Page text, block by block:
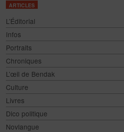
ARTICLES
L’Éditorial
Infos
Portraits
Chroniques
L’œil de Bendak
Culture
Livres
Dico politique
Novlangue